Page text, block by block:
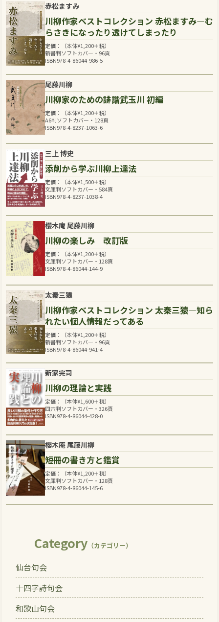
赤松ますみ
川柳作家ベストコレクション 赤松ますみ―む
らさきになったり透けてしまったり
定価：（本体¥1,200＋税）
新書判ソフトカバー・96頁
ISBN978-4-86044-986-5
尾藤川柳
川柳家のための誹諧武玉川 初編
定価：（本体¥1,200＋税）
A6判ソフトカバー・128頁
ISBN978-4-8237-1063-6
三上 博史
添削から学ぶ川柳上達法
定価：（本体¥1,500＋税）
文庫判ソフトカバー・584頁
ISBN978-4-8237-1038-4
櫻木庵 尾藤川柳
川柳の楽しみ 改訂版
定価：（本体¥1,200＋税）
文庫判ソフトカバー・128頁
ISBN978-4-86044-144-9
太秦三猿
川柳作家ベストコレクション 太秦三猿―知ら
れたい個人情報だってある
定価：（本体¥1,200＋税）
新書判ソフトカバー・96頁
ISBN978-4-86044-941-4
新家完司
川柳の理論と実践
定価：（本体¥1,600＋税）
四六判ソフトカバー・326頁
ISBN978-4-86044-428-0
櫻木庵 尾藤川柳
短冊の書き方と鑑賞
定価：（本体¥1,200＋税）
文庫判ソフトカバー・128頁
ISBN978-4-86044-145-6
Category（カテゴリー）
仙台句会
十四字詩句会
和歌山句会